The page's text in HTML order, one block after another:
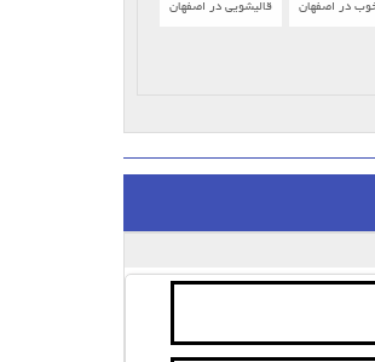
در اصفهان قالیشویی در اصفهان